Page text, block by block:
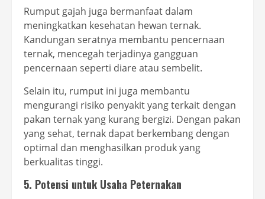
Rumput gajah juga bermanfaat dalam
meningkatkan kesehatan hewan ternak.
Kandungan seratnya membantu pencernaan
ternak, mencegah terjadinya gangguan
pencernaan seperti diare atau sembelit.
Selain itu, rumput ini juga membantu
mengurangi risiko penyakit yang terkait dengan
pakan ternak yang kurang bergizi. Dengan pakan
yang sehat, ternak dapat berkembang dengan
optimal dan menghasilkan produk yang
berkualitas tinggi.
5. Potensi untuk Usaha Peternakan